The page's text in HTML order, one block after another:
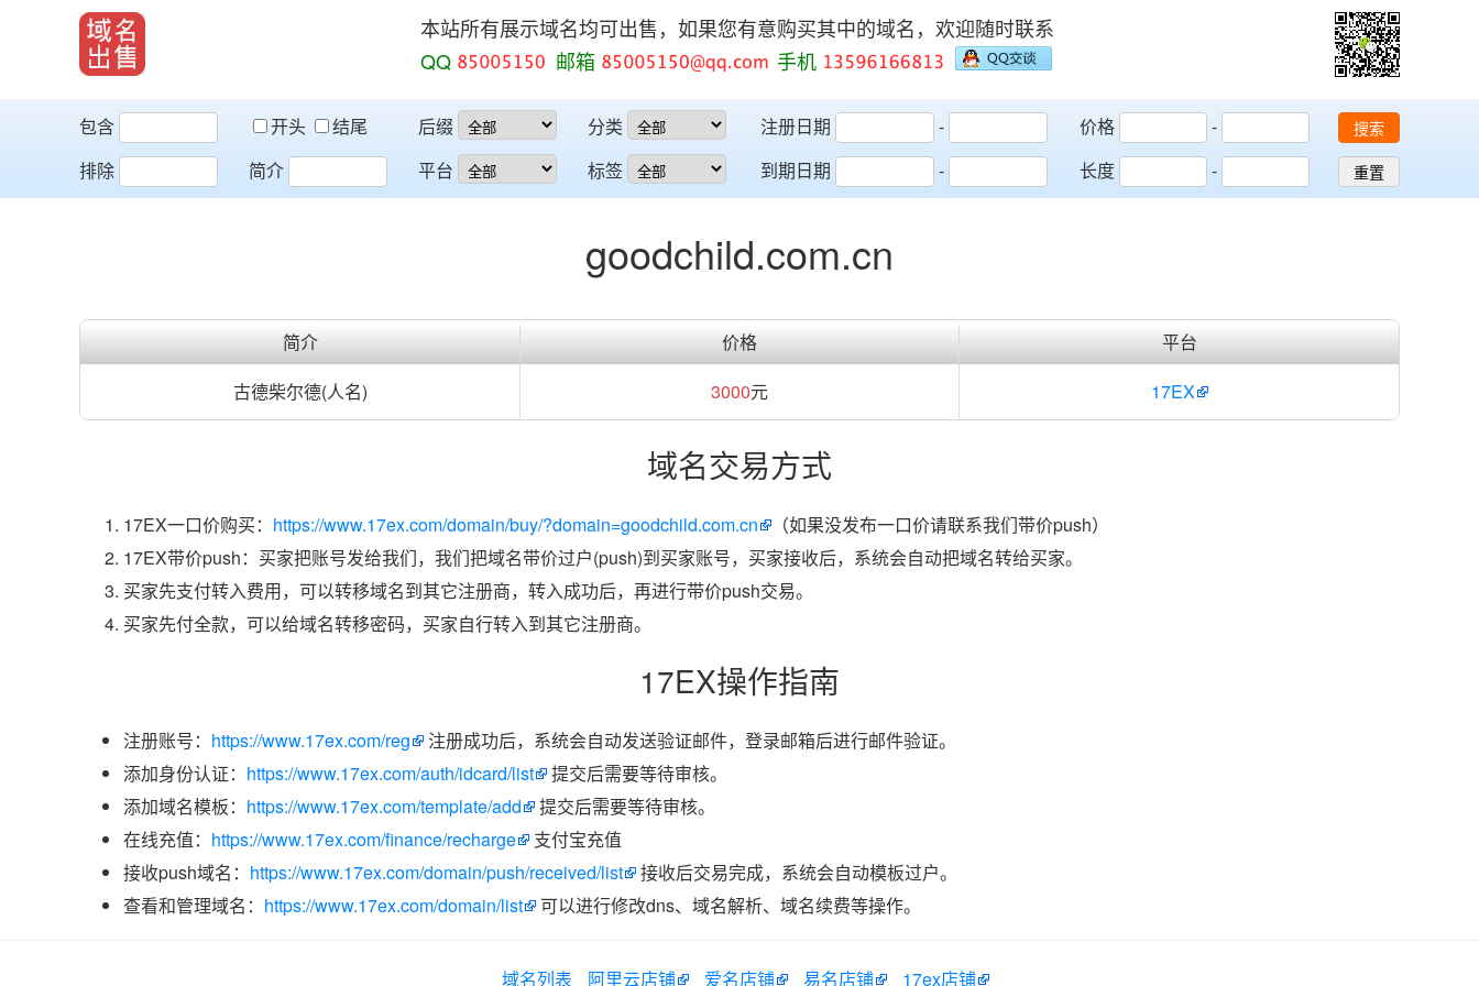
本站所有展示域名均可出售，如果您有意购买其中的域名，欢迎随时联系
QQ
邮箱 手机
包含 开头
结尾
排除
简介
后缀
平台
分类
标签
注册日期
-
到期日期
-
价格
-
长度
-
搜索
重置
goodchild.com.cn
简介 价格
平台
古德柴尔德(人名)
3000元 17EX
域名交易方式
17EX一口价购买： https://www.17ex.com/domain/buy/?domain=goodchild.com.cn
（如果没发布一口价请联系我们带价push）
17EX带价push：买家把账号发给我们，我们把域名带价过户(push)到买家账号，买家接收后，系统会自动把域名转给买家。
买家先支付转入费用，可以转移域名到其它注册商，转入成功后，再进行带价push交易。
买家先付全款，可以给域名转移密码，买家自行转入到其它注册商。
17EX操作指南
注册账号： https://www.17ex.com/reg
注册成功后，系统会自动发送验证邮件，登录邮箱后进行邮件验证。
添加身份认证： https://www.17ex.com/auth/idcard/list
提交后需要等待审核。
添加域名模板： https://www.17ex.com/template/add
提交后需要等待审核。
在线充值： https://www.17ex.com/finance/recharge
支付宝充值
接收push域名： https://www.17ex.com/domain/push/received/list
接收后交易完成，系统会自动模板过户。
查看和管理域名： https://www.17ex.com/domain/list 可以进行修改dns、域名解析、域名续费等操作。
域名列表 阿里云店铺 爱名店铺 易名店铺 17ex店铺